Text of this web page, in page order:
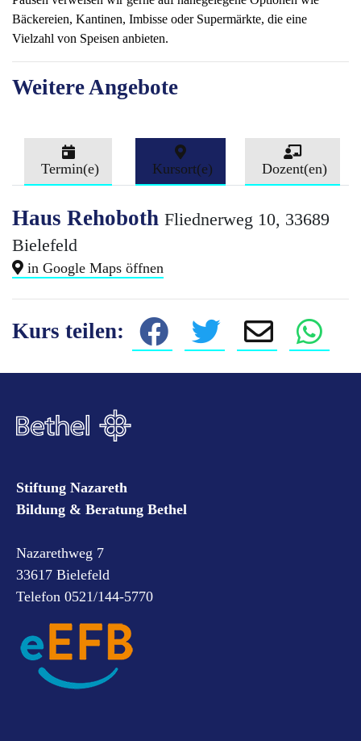
Bäckereien, Kantinen, Imbisse oder Supermärkte, die eine
Vielzahl von Speisen anbieten.
Weitere Angebote
Termin(e) Kursort(e) Dozent(en)
Haus Rehoboth Fliednerweg 10, 33689
Bielefeld
in Google Maps öffnen
Kurs teilen:
Stiftung Nazareth
Bildung & Beratung Bethel
Nazarethweg 7
33617 Bielefeld
Telefon 0521/144-5770